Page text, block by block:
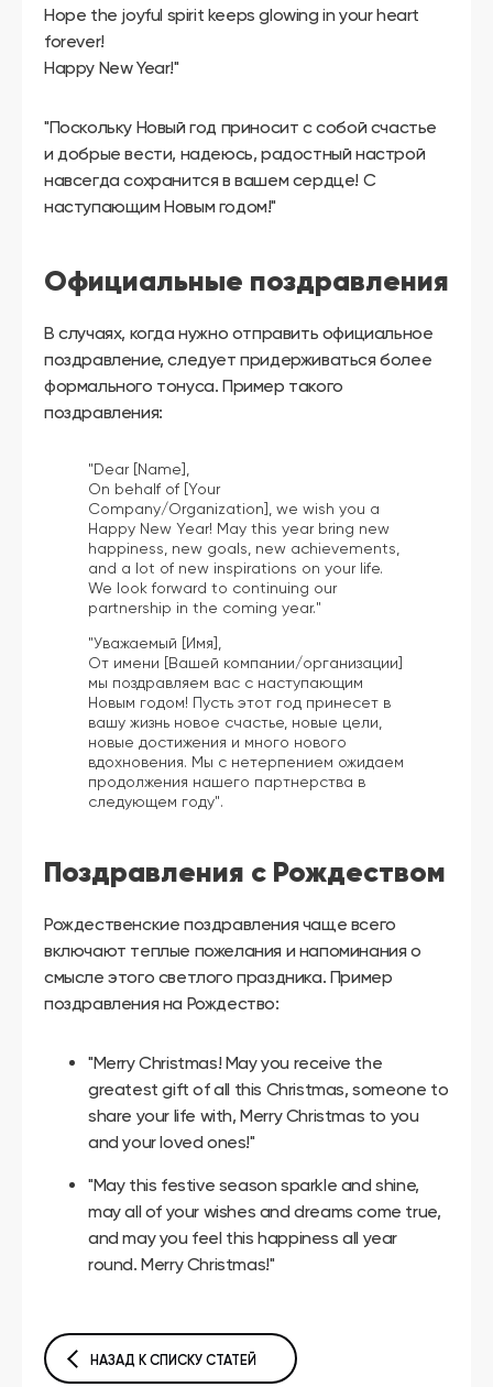
Hope the joyful spirit keeps glowing in your heart
forever!
Happy New Year!"
"Поскольку Новый год приносит с собой счастье
и добрые вести, надеюсь, радостный настрой
навсегда сохранится в вашем сердце! С
наступающим Новым годом!"
Официальные поздравления
В случаях, когда нужно отправить официальное
поздравление, следует придерживаться более
формального тонуса. Пример такого
поздравления:
"Dear [Name],
On behalf of [Your
Company/Organization], we wish you a
Happy New Year! May this year bring new
happiness, new goals, new achievements,
and a lot of new inspirations on your life.
We look forward to continuing our
partnership in the coming year."
"Уважаемый [Имя],
От имени [Вашей компании/организации]
мы поздравляем вас с наступающим
Новым годом! Пусть этот год принесет в
вашу жизнь новое счастье, новые цели,
новые достижения и много нового
вдохновения. Мы с нетерпением ожидаем
продолжения нашего партнерства в
следующем году".
Поздравления с Рождеством
Рождественские поздравления чаще всего
включают теплые пожелания и напоминания о
смысле этого светлого праздника. Пример
поздравления на Рождество:
"Merry Christmas! May you receive the
greatest gift of all this Christmas, someone to
share your life with, Merry Christmas to you
and your loved ones!"
"May this festive season sparkle and shine,
may all of your wishes and dreams come true,
and may you feel this happiness all year
round. Merry Christmas!"
НАЗАД К СПИСКУ СТАТЕЙ